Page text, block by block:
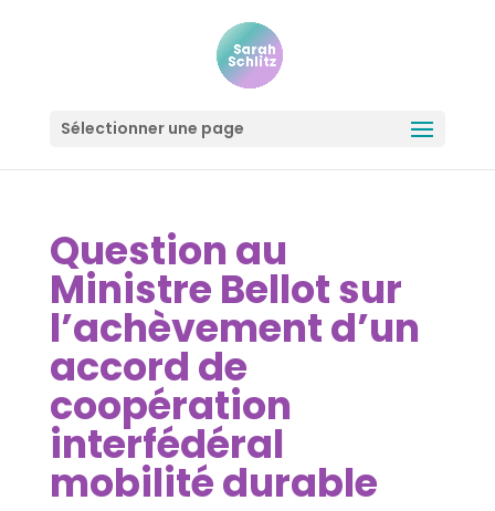
Sélectionner une page
Question au
Ministre Bellot sur
l’achèvement d’un
accord de
coopération
interfédéral
mobilité durable